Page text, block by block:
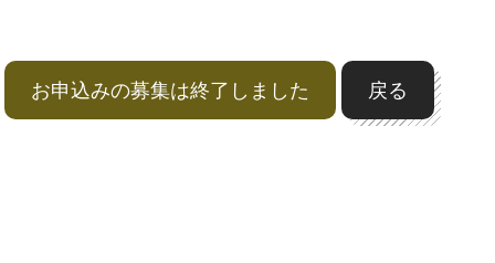
お申込みの募集は終了しました 戻る